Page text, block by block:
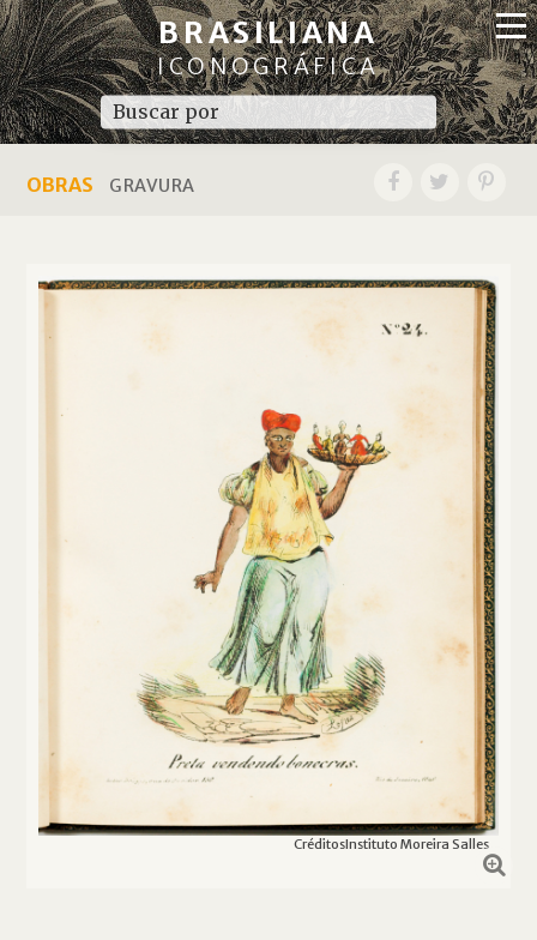
BRASILIANA
ICONOGRÁFICA
OBRAS GRAVURA
CréditosInstituto Moreira Salles